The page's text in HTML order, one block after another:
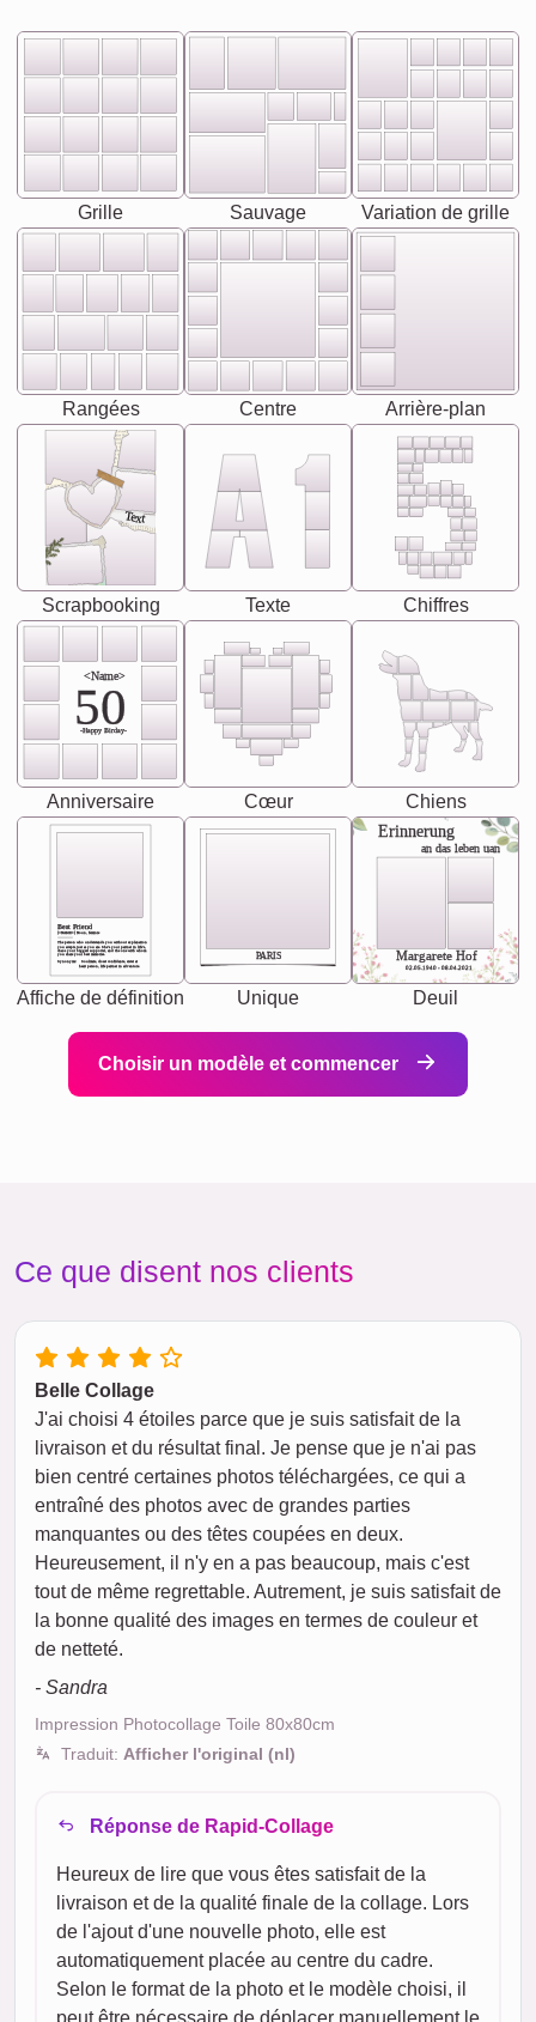
Grille Sauvage Variation de grille
Rangées Centre Arrière-plan
Text
Scrapbooking Texte Chiffres
<Name>
50
-Happy Birday-
Anniversaire Cœur Chiens
Best Friend
[<NAME>] Noun, feminie
Synonyms: Soulmate, closet confidante, sister at
heart person, life partner in adventure.
The person who understands you without explanation
you accepts just as you are. She's your partner in life's,
chaos your biggest supporter, and the one with whom
you share your best memories.
Affiche de définition
PARIS
Unique
Erinnerung
an das leben uan
Margarete Hof
02.05.1940 - 08.04.2021
Deuil
Choisir un modèle et commencer
Ce que disent nos clients
Belle Collage
J'ai choisi 4 étoiles parce que je suis satisfait de la
livraison et du résultat final. Je pense que je n'ai pas
bien centré certaines photos téléchargées, ce qui a
entraîné des photos avec de grandes parties
manquantes ou des têtes coupées en deux.
Heureusement, il n'y en a pas beaucoup, mais c'est
tout de même regrettable. Autrement, je suis satisfait de
la bonne qualité des images en termes de couleur et
de netteté.
- Sandra
Impression Photocollage Toile 80x80cm
Traduit: Afficher l'original (nl)
Réponse de Rapid-Collage
Heureux de lire que vous êtes satisfait de la
livraison et de la qualité finale de la collage. Lors
de l'ajout d'une nouvelle photo, elle est
automatiquement placée au centre du cadre.
Selon le format de la photo et le modèle choisi, il
peut être nécessaire de déplacer manuellement le